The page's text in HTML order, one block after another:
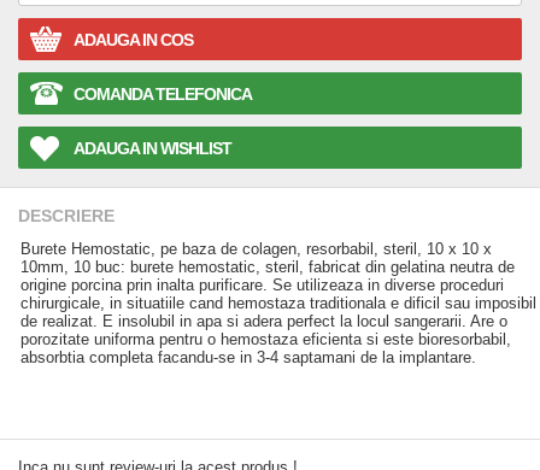
ADAUGA IN COS
COMANDA TELEFONICA
ADAUGA IN WISHLIST
DESCRIERE
Burete Hemostatic, pe baza de colagen, resorbabil, steril, 10 x 10 x
10mm, 10 buc: burete hemostatic, steril, fabricat din gelatina neutra de
origine porcina prin inalta purificare. Se utilizeaza in diverse proceduri
chirurgicale, in situatiile cand hemostaza traditionala e dificil sau imposibil
de realizat. E insolubil in apa si adera perfect la locul sangerarii. Are o
porozitate uniforma pentru o hemostaza eficienta si este bioresorbabil,
absorbtia completa facandu-se in 3-4 saptamani de la implantare.